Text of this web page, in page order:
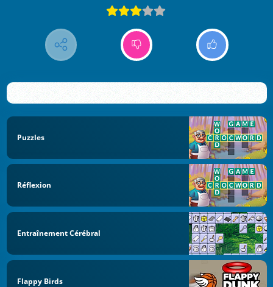
Puzzles
Réflexion
Entraînement Cérébral
Flappy Birds